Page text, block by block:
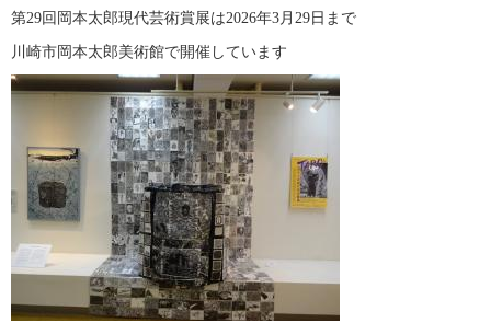
第29回岡本太郎現代芸術賞展は2026年3月29日まで
川崎市岡本太郎美術館で開催しています